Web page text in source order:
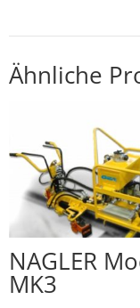
Ähnliche
NAGLER
MK3